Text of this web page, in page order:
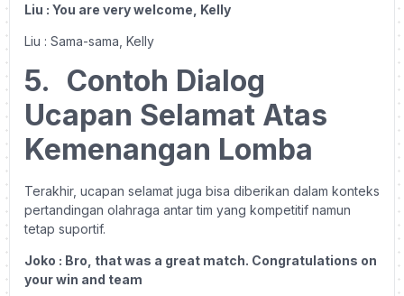
Liu : You are very welcome, Kelly
Liu : Sama-sama, Kelly
5. Contoh Dialog
Ucapan Selamat Atas
Kemenangan Lomba
Terakhir, ucapan selamat juga bisa diberikan dalam konteks
pertandingan olahraga antar tim yang kompetitif namun
tetap suportif.
Joko : Bro, that was a great match. Congratulations on
your win and team